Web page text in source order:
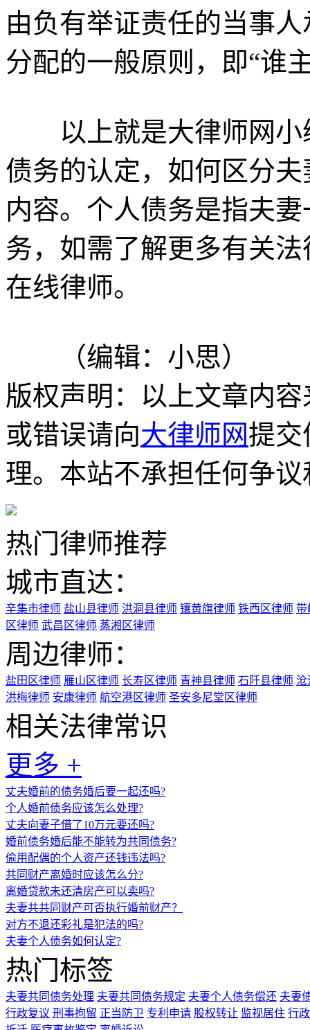
由负有举证责任的当事
分配的一般原则，即“谁
以上就是大律师网小
债务的认定，如何区分
内容。个人债务是指夫
务，如需了解更多有关
在线律师。
（编辑：小思）
版权声明：以上文章内
或错误请向大律师网提交
理。本站不承担任何争
热门律师推荐
城市直达：
辛集市律师 盐山县律师 洪洞县律师 镶黄旗律师 铁西区律师 带
区律师 武昌区律师 蒸湘区律师
周边律师：
盐田区律师 雁山区律师 长寿区律师 青神县律师 石阡县律师 沧
洪梅律师 安康律师 航空港区律师 圣安多尼堂区律师
相关法律常识
更多 +
丈夫婚前的债务婚后要一起还吗?
个人婚前债务应该怎么处理?
丈夫向妻子借了10万元要还吗?
婚前债务婚后能不能转为共同债务?
偷用配偶的个人资产还钱违法吗?
共同财产离婚时应该怎么分?
离婚贷款未还清房产可以卖吗?
夫妻共共同财产可否执行婚前财产？
对方不退还彩礼是犯法的吗?
夫妻个人债务如何认定?
热门标签
夫妻共同债务处理 夫妻共同债务规定 夫妻个人债务偿还 夫妻
行政复议 刑事拘留 正当防卫 专利申请 股权转让 监视居住 行